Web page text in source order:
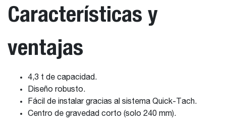
Características y
ventajas
4,3 t de capacidad.
Diseño robusto.
Fácil de instalar gracias al sistema Quick-Tach.
Centro de gravedad corto (solo 240 mm).